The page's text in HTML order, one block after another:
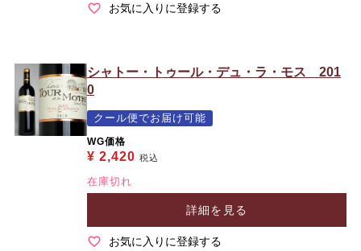
お気に入りに登録する
シャトー・トゥール・デュ・ラ・モス 201
0
クール便でお届け可能
WG価格
¥ 2,420 税込
在庫切れ
詳細を見る
お気に入りに登録する